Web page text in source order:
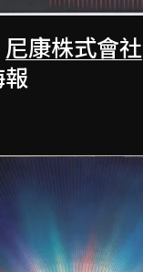
尼康株式會社
報